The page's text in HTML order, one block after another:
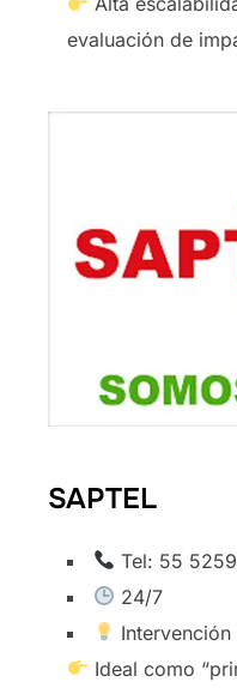
evaluación de
SAPTEL
Tel: 55
24/7
Ideal como